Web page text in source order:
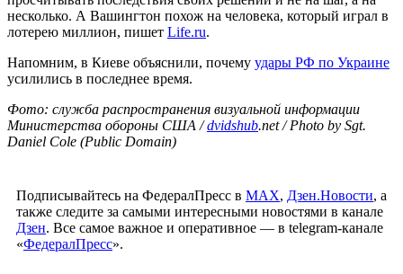
несколько. А Вашингтон похож на человека, который играл в
лотерею миллион, пишет Life.ru.
Напомним, в Киеве объяснили, почему удары РФ по Украине
усилились в последнее время.
Фото: служба распространения визуальной информации
Министерства обороны США /dvidshub.net / Photo by Sgt.
Daniel Cole (Public Domain)
Подписывайтесь на ФедералПресс в МАХ, Дзен.Новости, а
также следите за самыми интересными новостями в канале
Дзен. Все самое важное и оперативное — в telegram-канале
«ФедералПресс».